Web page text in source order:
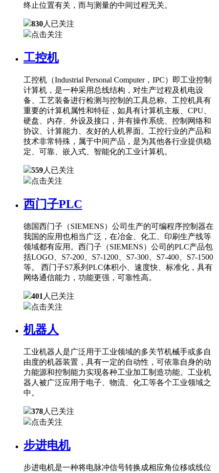
终止位置有关，而与测量的中间过程无关。
830人已关注
点击关注
工控机
工控机（Industrial Personal Computer，IPC）即工业控制
计算机，是一种采用总线结构，对生产过程及机电设
备、工艺装备进行检测与控制的工具总称。工控机具有
重要的计算机属性和特征，如具有计算机主板、CPU、
硬盘、内存、外设及接口，并有操作系统、控制网络和
协议、计算能力、友好的人机界面。工控行业的产品和
技术非常特殊，属于中间产品，是为其他各行业提供稳
定、可靠、嵌入式、智能化的工业计算机。
559人已关注
点击关注
西门子PLC
德国西门子（SIEMENS）公司生产的可编程序控制器在
我国的应用也相当广泛，在冶金、化工、印刷生产线等
领域都有应用。西门子（SIEMENS）公司的PLC产品包
括LOGO、S7-200、S7-1200、S7-300、S7-400、S7-1500
等。 西门子S7系列PLC体积小、速度快、标准化，具有
网络通信能力，功能更强，可靠性高。
401 人已关注
点击关注
机器人
工业机器人是广泛用于工业领域的多关节机械手或多自
由度的机器装置，具有一定的自动性，可依靠自身的动
力能源和控制能力实现各种工业加工制造功能。工业机
器人被广泛应用于电子、物流、化工等各个工业领域之
中。
378人已关注
点击关注
步进电机
步进电机是一种将电脉冲信号转换成相应角位移或线位